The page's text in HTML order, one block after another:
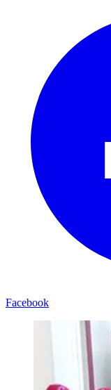
Facebook